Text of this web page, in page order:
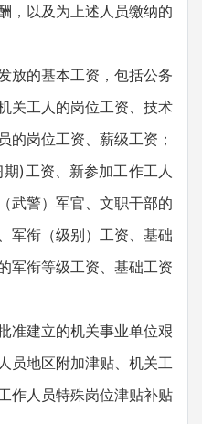
，以及为上述人员缴纳的
放的基本工资，包括公务
关工人的岗位工资、技术
的岗位工资、薪级工资；
)工资、新参加工作工人
武警）军官、文职干部的
军衔（级别）工资、基础
军衔等级工资、基础工资
准建立的机关事业单位艰
员地区附加津贴、机关工
作人员特殊岗位津贴补贴